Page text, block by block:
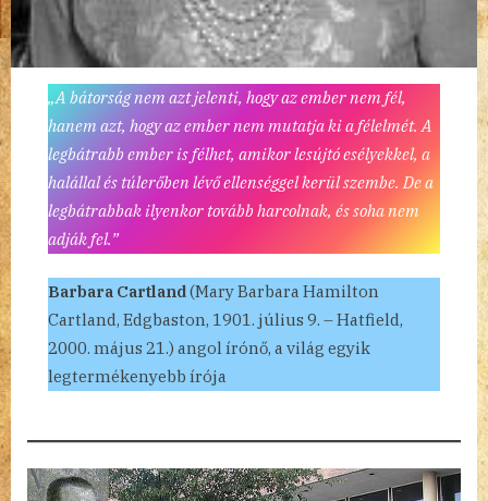
„A bátorság nem azt jelenti, hogy az ember nem fél,
hanem azt, hogy az ember nem mutatja ki a félelmét. A
legbátrabb ember is félhet, amikor lesújtó esélyekkel, a
halállal és túlerőben lévő ellenséggel kerül szembe. De a
legbátrabbak ilyenkor tovább harcolnak, és soha nem
adják fel.”
Barbara Cartland(Mary Barbara Hamilton
Cartland, Edgbaston, 1901. július 9. – Hatfield,
2000. május 21.) angol írónő, a világ egyik
legtermékenyebb írója